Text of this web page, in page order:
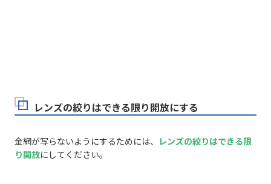
レンズの絞りはできる限り開放にする
金網が写らないようにするためには、
レンズの絞りはできる限
り開放にしてください。